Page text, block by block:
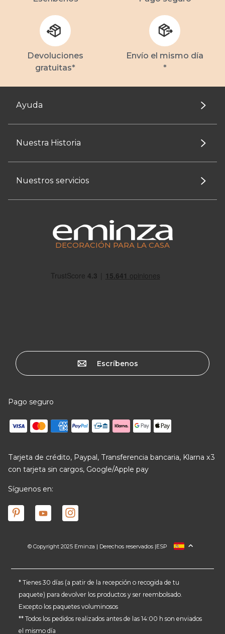
Devoluciones
gratuitas*
Envío el mismo día
*
Ayuda
Nuestra Historia
Nuestros servicios
DECORACIÓN PARA LA CASA
Escríbenos
Pago seguro
Tarjeta de crédito, Paypal, Transferencia bancaria, Klarna x3
con tarjeta sin cargos, Google/Apple pay
Síguenos en:
© Copyright 2025 Eminza | Derechos reservados |
FRANCIA
ALEMANIA
PAÍSES BAJOS
ESP
* Tienes 30 días (a patir de la recepción o recogida de tu
paquete) para devolver los productos y ser reembolsado.
Excepto los paquetes voluminosos
** Todos los pedidos realizados antes de las 14:00 h son enviados
el mismo día